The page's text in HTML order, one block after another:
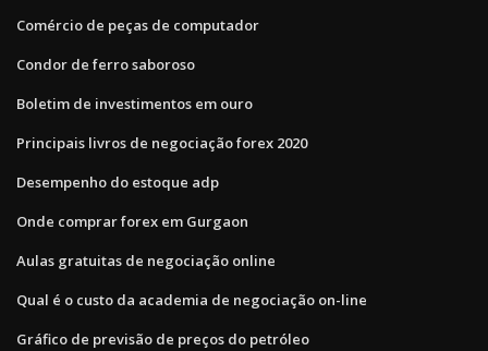
Comércio de peças de computador
Condor de ferro saboroso
Boletim de investimentos em ouro
Principais livros de negociação forex 2020
Desempenho do estoque adp
Onde comprar forex em Gurgaon
Aulas gratuitas de negociação online
Qual é o custo da academia de negociação on-line
Gráfico de previsão de preços do petróleo